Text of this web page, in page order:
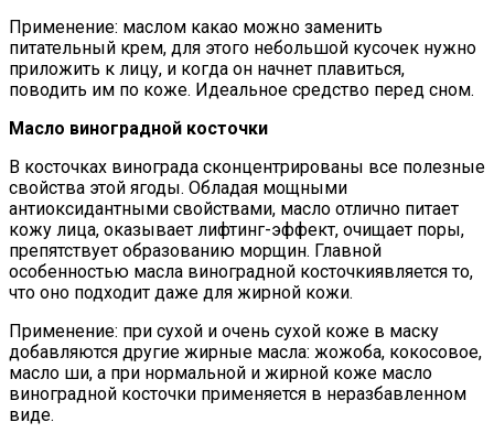
Применение: маслом какао можно заменить
питательный крем, для этого небольшой кусочек нужно
приложить к лицу, и когда он начнет плавиться,
поводить им по коже. Идеальное средство перед сном.
Масло виноградной косточки
В косточках винограда сконцентрированы все полезные
свойства этой ягоды. Обладая мощными
антиоксидантными свойствами, масло отлично питает
кожу лица, оказывает лифтинг-эффект, очищает поры,
препятствует образованию морщин. Главной
особенностью масла виноградной косточкиявляется то,
что оно подходит даже для жирной кожи.
Применение: при сухой и очень сухой коже в маску
добавляются другие жирные масла: жожоба, кокосовое,
масло ши, а при нормальной и жирной коже масло
виноградной косточки применяется в неразбавленном
виде.